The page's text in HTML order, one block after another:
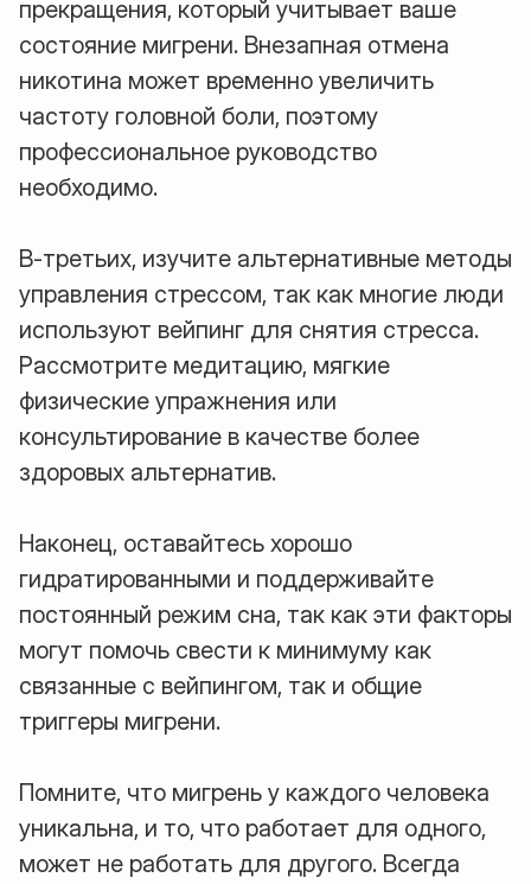
прекращения, который учитывает ваше
состояние мигрени. Внезапная отмена
никотина может временно увеличить
частоту головной боли, поэтому
профессиональное руководство
необходимо.
В-третьих, изучите альтернативные методы
управления стрессом, так как многие люди
используют вейпинг для снятия стресса.
Рассмотрите медитацию, мягкие
физические упражнения или
консультирование в качестве более
здоровых альтернатив.
Наконец, оставайтесь хорошо
гидратированными и поддерживайте
постоянный режим сна, так как эти факторы
могут помочь свести к минимуму как
связанные с вейпингом, так и общие
триггеры мигрени.
Помните, что мигрень у каждого человека
уникальна, и то, что работает для одного,
может не работать для другого. Всегда